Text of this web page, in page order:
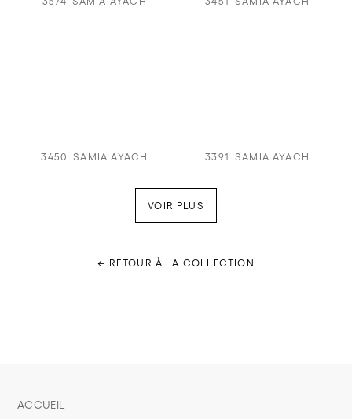
3450 SAMIA AYACH 3391 SAMIA AYACH
VOIR PLUS
← RETOUR À LA COLLECTION
ACCUEIL